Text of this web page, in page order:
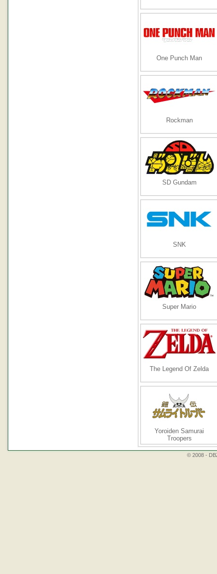
One Punch Man
Rockman
SD Gundam
SNK
Super Mario
The Legend Of Zelda
Yoroiden Samurai
Troopers
© 2008 -